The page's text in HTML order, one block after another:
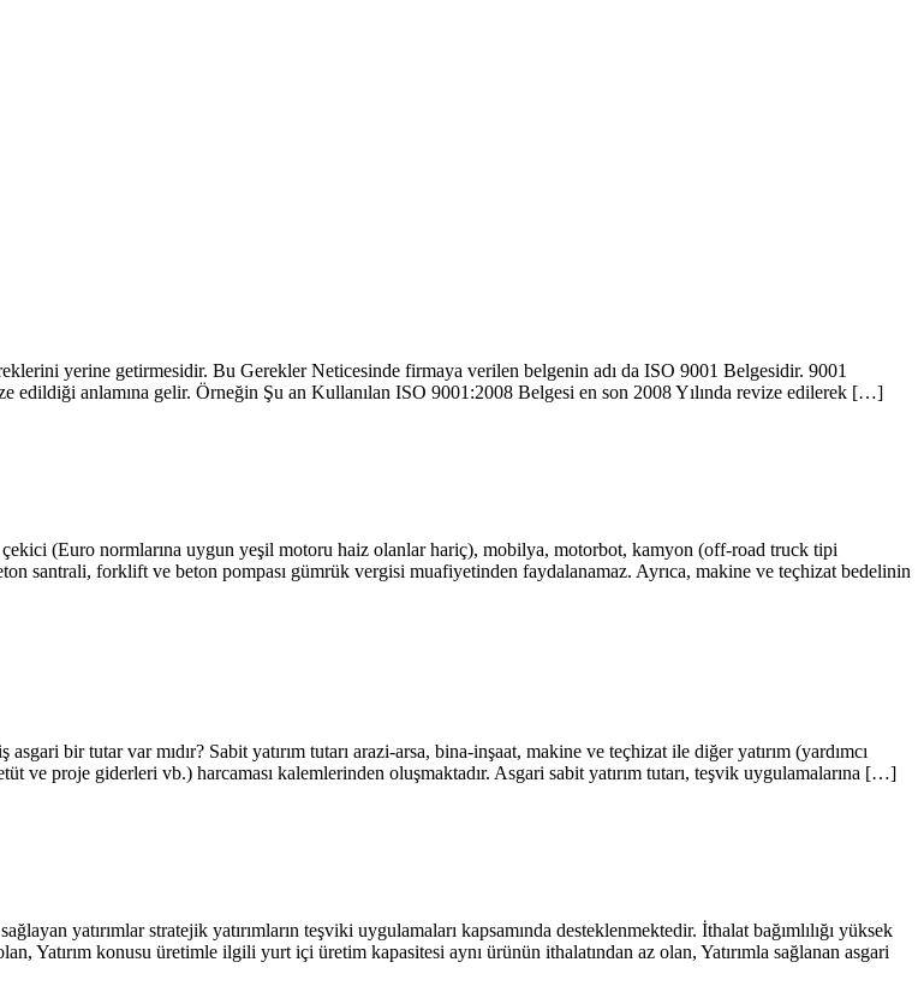
yerine getirmesidir. Bu Gerekler Neticesinde firmaya verilen belgenin adı da ISO 9001 Belgesidir. 9001
edildiği anlamına gelir. Örneğin Şu an Kullanılan ISO 9001:2008 Belgesi en son 2008 Yılında revize edilerek […]
(Euro normlarına uygun yeşil motoru haiz olanlar hariç), mobilya, motorbot, kamyon (off-road truck tipi
santrali, forklift ve beton pompası gümrük vergisi muafiyetinden faydalanamaz. Ayrıca, makine ve teçhizat bedelinin
bir tutar var mıdır? Sabit yatırım tutarı arazi-arsa, bina-inşaat, makine ve teçhizat ile diğer yatırım (yardımcı
ve proje giderleri vb.) harcaması kalemlerinden oluşmaktadır. Asgari sabit yatırım tutarı, teşvik uygulamalarına […]
yatırımlar stratejik yatırımların teşviki uygulamaları kapsamında desteklenmektedir. İthalat bağımlılığı yüksek
Yatırım konusu üretimle ilgili yurt içi üretim kapasitesi aynı ürünün ithalatından az olan, Yatırımla sağlanan asgari